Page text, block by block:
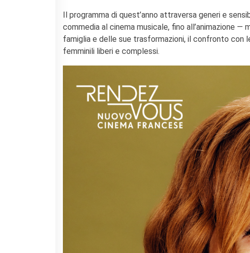
Il programma di quest’anno attraversa generi e
commedia al cinema musicale, fino all’animazione
famiglia e delle sue trasformazioni, il confronto con
femminili liberi e complessi.